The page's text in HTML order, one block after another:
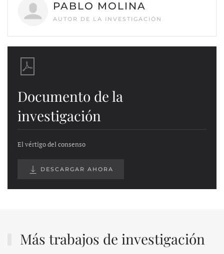
PABLO MOLINA
AUTOR DE LA INVESTIGACIÓN
Documento de la
investigación
El vértigo del consenso
DESCARGAR AHORA
Más trabajos de investigación